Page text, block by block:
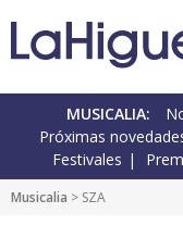
MUSICALIA:
Próximas
Festivales
Musicalia > SZA